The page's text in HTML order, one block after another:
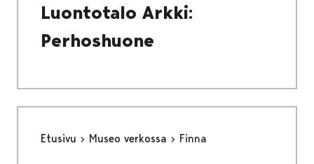
Luontotalo Arkki:
Perhoshuone
Etusivu Museo verkossa Finna